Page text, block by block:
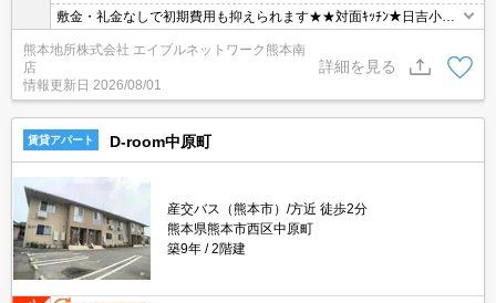
敷金・礼金なしで初期費用も抑えられます★★対面ｷｯﾁﾝ★日吉小・
日吉中校区☆西熊本駅へのアクセスも良好です★コンビニ徒歩圏内
★人気のイオンタウン西熊本周辺のお部屋です☆彡
熊本地所株式会社 エイブルネットワーク熊本南
店
情報更新日 2026/08/01
詳細を見る
賃貸アパート D-room中原町
産交バス（熊本市）/方近 徒歩2分
熊本県熊本市西区中原町
築9年
2階建